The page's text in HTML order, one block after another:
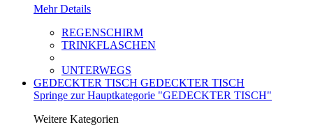
Mehr Details
REGENSCHIRM
TRINKFLASCHEN
UNTERWEGS
GEDECKTER TISCH GEDECKTER TISCH
Springe zur Hauptkategorie "GEDECKTER TISCH"
Weitere Kategorien